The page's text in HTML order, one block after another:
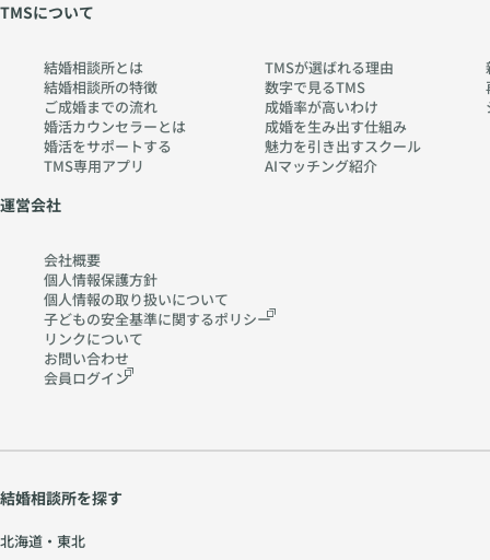
TMSについて
結婚相談所とは
結婚相談所の特徴
ご成婚までの流れ
婚活カウンセラーとは
婚活をサポートする
TMS専用アプリ
TMSが選ばれる理由
数字で見るTMS
成婚率が高いわけ
成婚を生み出す仕組み
魅力を引き出すスクール
AIマッチング紹介
運営会社
会社概要
個人情報保護方針
個人情報の取り扱いについて
子どもの安全基準に関するポリシー
リンクについて
お問い合わせ
会員ログイン
結婚相談所を探す
北海道・東北